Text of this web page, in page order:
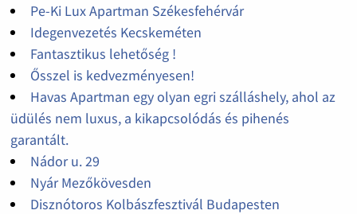
Pe-Ki Lux Apartman Székesfehérvár
Idegenvezetés Kecskeméten
Fantasztikus lehetőség !
Ősszel is kedvezményesen!
Havas Apartman egy olyan egri szálláshely, ahol az
üdülés nem luxus, a kikapcsolódás és pihenés
garantált.
Nádor u. 29
Nyár Mezőkövesden
Disznótoros Kolbászfesztivál Budapesten